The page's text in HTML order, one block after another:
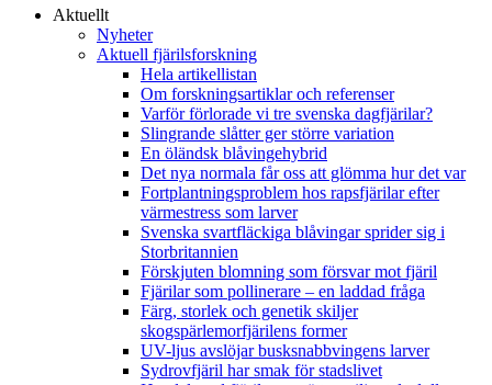
Aktuellt
Nyheter
Aktuell fjärilsforskning
Hela artikellistan
Om forskningsartiklar och referenser
Varför förlorade vi tre svenska dagfjärilar?
Slingrande slåtter ger större variation
En öländsk blåvingehybrid
Det nya normala får oss att glömma hur det var
Fortplantningsproblem hos rapsfjärilar efter
värmestress som larver
Svenska svartfläckiga blåvingar sprider sig i
Storbritannien
Förskjuten blomning som försvar mot fjäril
Fjärilar som pollinerare – en laddad fråga
Färg, storlek och genetik skiljer
skogspärlemorfjärilens former
UV-ljus avslöjar busksnabbvingens larver
Sydrovfjäril har smak för stadslivet